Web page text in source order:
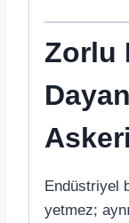
Zorlu
Endüstriyel
yetmez;